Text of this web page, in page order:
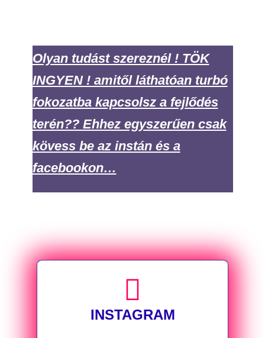
Olyan tudást szereznél ! TÖK
INGYEN ! amitől láthatóan turbó
fokozatba kapcsolsz a fejlődés
terén?? Ehhez egyszerűen csak
kövess be az instán és a
facebookon…
INSTAGRAM